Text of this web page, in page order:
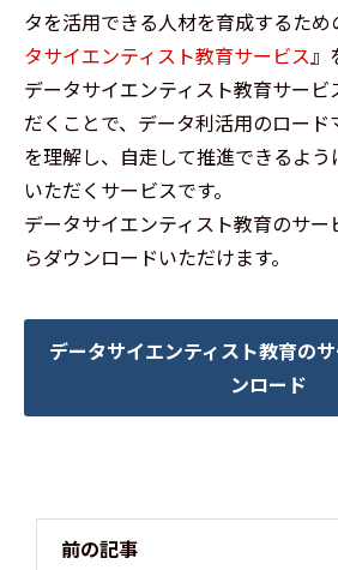
タを活用できる人材を育成するた
タサイエンティスト教育サービス』
データサイエンティスト教育サー
だくことで、データ利活用のロー
を理解し、自走して推進できるよ
いただくサービスです。
データサイエンティスト教育のサ
らダウンロードいただけます。
データサイエンティスト教育の
ンロード
前の記事